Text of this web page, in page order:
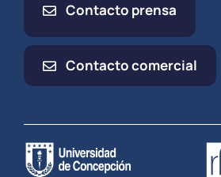
Contacto prensa
Contacto comercial